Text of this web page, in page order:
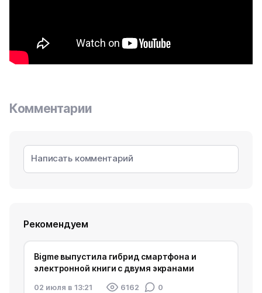
Комментарии
Рекомендуем
Bigme выпустила гибрид смартфона и
электронной книги с двумя экранами
02 июля в 13:21 6162 0